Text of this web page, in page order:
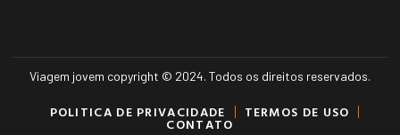
Viagem jovem copyright © 2024. Todos os direitos reservados.
POLITICA DE PRIVACIDADE TERMOS DE USO
CONTATO